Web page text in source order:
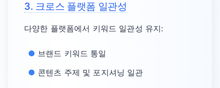
3. 크로스 플랫폼 일관성
다양한 플랫폼에서 키워드 일관성 유지:
브랜드 키워드 통일
콘텐츠 주제 및 포지셔닝 일관